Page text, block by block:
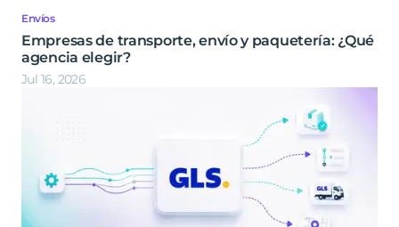
Envíos
Empresas de transporte, envío y paquetería: ¿Qué
agencia elegir?
Jul 16, 2026